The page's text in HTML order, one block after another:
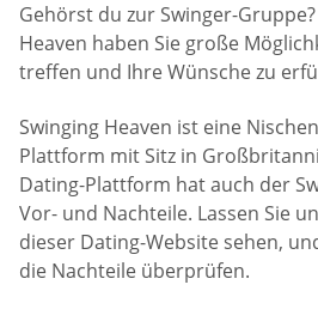
Gehörst du zur Swinger-
Heaven haben Sie große
treffen und Ihre Wünsche zu
Swinging Heaven ist eine
Plattform mit Sitz in
Dating-Plattform hat auch der
Vor- und Nachteile. Lassen Sie
dieser Dating-Website sehen,
die Nachteile überprüfen.